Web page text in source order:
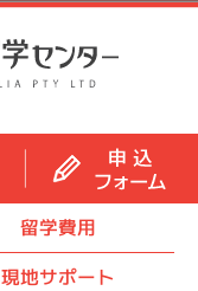
留学費用
現地サポート